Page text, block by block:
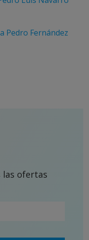
Pedro Fernández
las ofertas